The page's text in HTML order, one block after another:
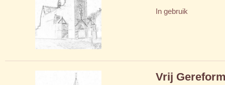
In gebruik
Vrij